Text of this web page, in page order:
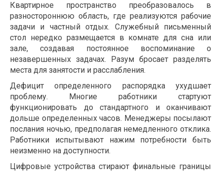
Квартирное пространство преобразовалось в
разностороннюю область, где реализуются рабочие
задачи и частный отдых. Служебный письменный
стол нередко размещается в комнате для сна или
зале, создавая постоянное воспоминание о
незавершенных задачах. Разум бросает разделять
места для занятости и расслабления.
Дефицит определенного распорядка ухудшает
проблему. Многие работники стартуют
функционировать до стандартного и оканчивают
дольше определенных часов. Менеджеры посылают
послания ночью, предполагая немедленного отклика.
Работники испытывают нажим потребности быть
неизменно на доступности.
Цифровые устройства стирают финальные границы